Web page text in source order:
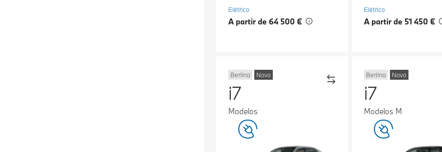
Elétrico
A partir de 64 500 €
Elétrico
A partir de 51 450 €
Berlina Novo
i7
Modelos
Berlina Novo
i7
Modelos M